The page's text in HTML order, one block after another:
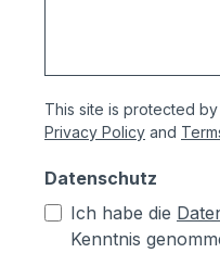
This site is protected by
Privacy Policy and
Datenschutz
Ich habe die
Kenntnis